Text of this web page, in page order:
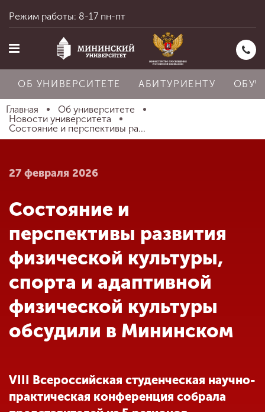
Главная
Абитуриенту
Обучение
Наука
Другие виды
Режим работы: 8-17 пн-пт
ОБ УНИВЕРСИТЕТЕ АБИТУРИЕНТУ
Главная
Об университете
Новости университета
Состояние и перспективы ра...
27 февраля 2026
Состояние и
перспективы развития
физической культуры,
спорта и адаптивной
физической культуры
обсудили в Мининском
VIII Всероссийская студенческая научно-
практическая конференция собрала